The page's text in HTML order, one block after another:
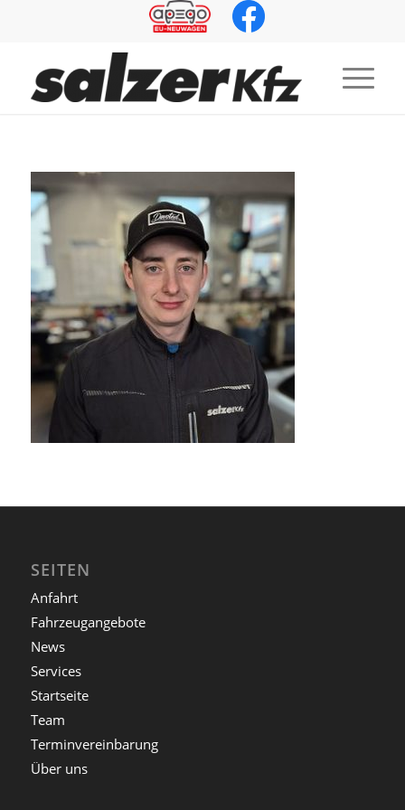
SEITEN
Anfahrt
Fahrzeugangebote
News
Services
Startseite
Team
Terminvereinbarung
Über uns